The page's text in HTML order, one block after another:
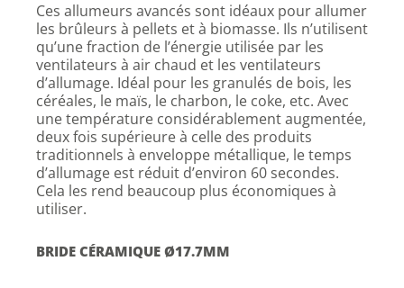
Ces allumeurs avancés sont idéaux pour allumer
les brûleurs à pellets et à biomasse. Ils n’utilisent
qu’une fraction de l’énergie utilisée par les
ventilateurs à air chaud et les ventilateurs
d’allumage. Idéal pour les granulés de bois, les
céréales, le maïs, le charbon, le coke, etc. Avec
une température considérablement augmentée,
deux fois supérieure à celle des produits
traditionnels à enveloppe métallique, le temps
d’allumage est réduit d’environ 60 secondes.
Cela les rend beaucoup plus économiques à
utiliser.
BRIDE CÉRAMIQUE Ø17.7MM